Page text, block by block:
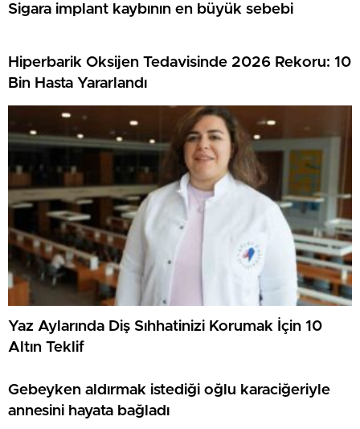
Sigara implant kaybının en büyük sebebi
Hiperbarik Oksijen Tedavisinde 2026 Rekoru: 10
Bin Hasta Yararlandı
Yaz Aylarında Diş Sıhhatinizi Korumak İçin 10
Altın Teklif
Gebeyken aldırmak istediği oğlu karaciğeriyle
annesini hayata bağladı